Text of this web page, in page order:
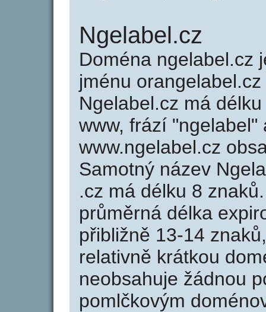
Ngelabel.cz
Doména ngelabel.cz
jménu
Ngelabel.cz má
www, frází
www.ngelabel.cz
Samotný název
.cz má délku 8
průměrná délka
přibližně 13-14
relativně krátkou
neobsahuje žádnou
pomlčkovým